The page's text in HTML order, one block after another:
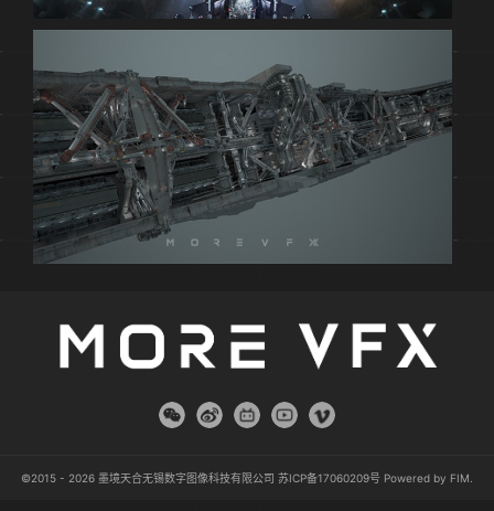
©2015 - 2026 墨境天合无锡数字图像科技有限公司 苏ICP备17060209号 Powered by FIM